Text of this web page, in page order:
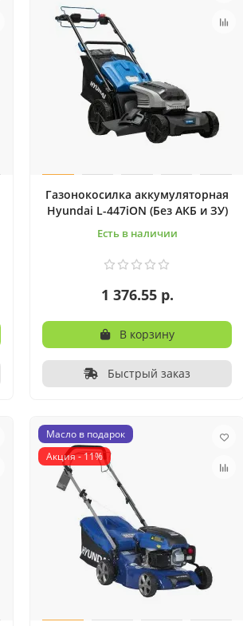
Газонокосилка аккумуляторная
Hyundai L-447iON (Без АКБ и ЗУ)
Есть в наличии
1 376.55 р.
В корзину
Быстрый заказ
Масло в подарок
Акция - 11%